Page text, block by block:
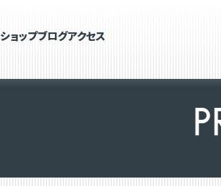
ショップブログアクセス
P